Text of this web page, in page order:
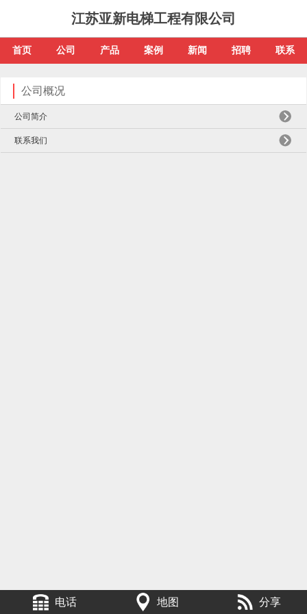
江苏亚新电梯工程有限公司
首页 公司 产品 案例 新闻 招聘 联系
公司概况
公司简介
联系我们
电话 地图 分享